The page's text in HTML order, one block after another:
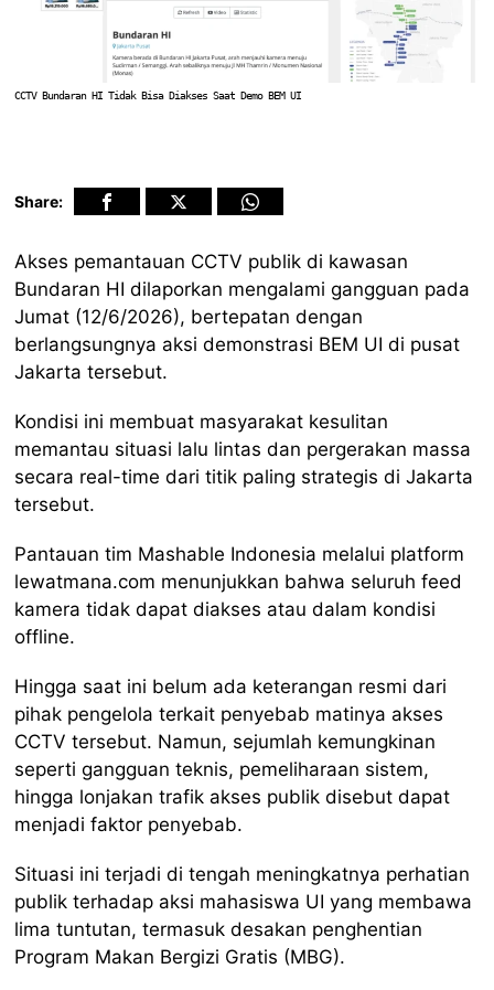
CCTV Bundaran HI Tidak Bisa Diakses Saat Demo BEM UI
Share:
Akses pemantauan CCTV publik di kawasan
Bundaran HI dilaporkan mengalami gangguan pada
Jumat (12/6/2026), bertepatan dengan
berlangsungnya aksi demonstrasi BEM UI di pusat
Jakarta tersebut.
Kondisi ini membuat masyarakat kesulitan
memantau situasi lalu lintas dan pergerakan massa
secara real-time dari titik paling strategis di Jakarta
tersebut.
Pantauan tim Mashable Indonesia melalui platform
lewatmana.com menunjukkan bahwa seluruh feed
kamera tidak dapat diakses atau dalam kondisi
offline.
Hingga saat ini belum ada keterangan resmi dari
pihak pengelola terkait penyebab matinya akses
CCTV tersebut. Namun, sejumlah kemungkinan
seperti gangguan teknis, pemeliharaan sistem,
hingga lonjakan trafik akses publik disebut dapat
menjadi faktor penyebab.
Situasi ini terjadi di tengah meningkatnya perhatian
publik terhadap aksi mahasiswa UI yang membawa
lima tuntutan, termasuk desakan penghentian
Program Makan Bergizi Gratis (MBG).